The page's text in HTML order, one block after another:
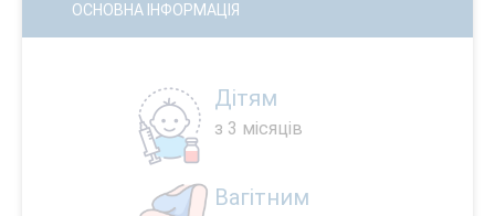
ОСНОВНА ІНФОРМАЦІЯ
Дітям
з 3 місяців
Вагітним